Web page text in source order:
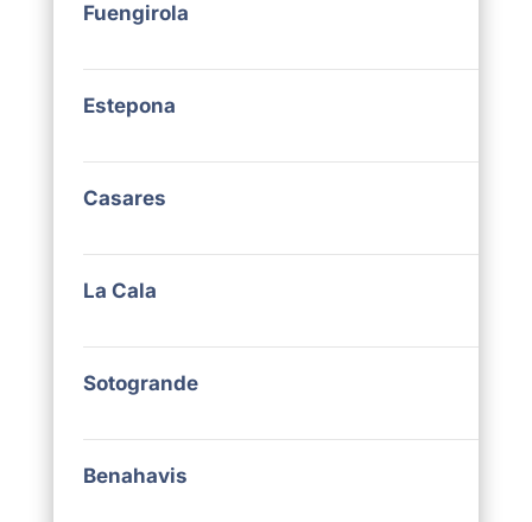
Fuengirola
Estepona
Casares
La Cala
Sotogrande
Benahavis